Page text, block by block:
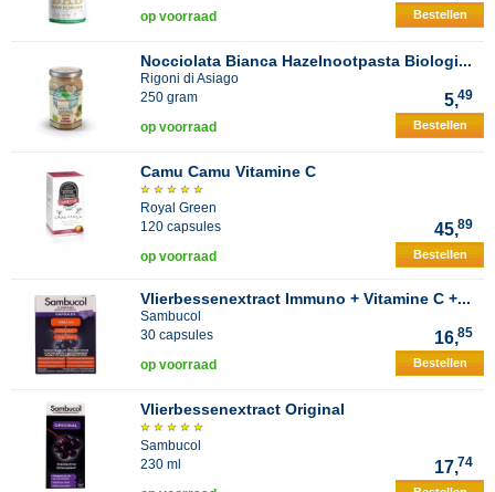
op voorraad Bestellen
Nocciolata Bianca Hazelnootpasta Biologi...
Rigoni di Asiago
250 gram
5,49
op voorraad Bestellen
Camu Camu Vitamine C
Royal Green
120 capsules
45,89
op voorraad Bestellen
Vlierbessenextract Immuno + Vitamine C +...
Sambucol
30 capsules
16,85
op voorraad Bestellen
Vlierbessenextract Original
Sambucol
230 ml
17,74